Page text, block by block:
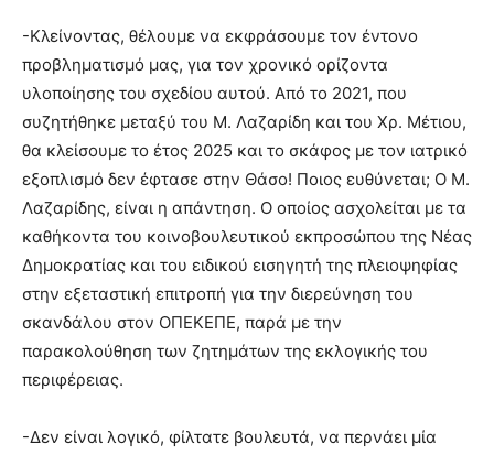
-Κλείνοντας, θέλουμε να εκφράσουμε τον έντονο
προβληματισμό μας, για τον χρονικό ορίζοντα
υλοποίησης του σχεδίου αυτού. Από το 2021, που
συζητήθηκε μεταξύ του Μ. Λαζαρίδη και του Χρ. Μέτιου,
θα κλείσουμε το έτος 2025 και το σκάφος με τον ιατρικό
εξοπλισμό δεν έφτασε στην Θάσο! Ποιος ευθύνεται; Ο Μ.
Λαζαρίδης, είναι η απάντηση. Ο οποίος ασχολείται με τα
καθήκοντα του κοινοβουλευτικού εκπροσώπου της Νέας
Δημοκρατίας και του ειδικού εισηγητή της πλειοψηφίας
στην εξεταστική επιτροπή για την διερεύνηση του
σκανδάλου στον ΟΠΕΚΕΠΕ, παρά με την
παρακολούθηση των ζητημάτων της εκλογικής του
περιφέρειας.
-Δεν είναι λογικό, φίλτατε βουλευτά, να περνάει μία